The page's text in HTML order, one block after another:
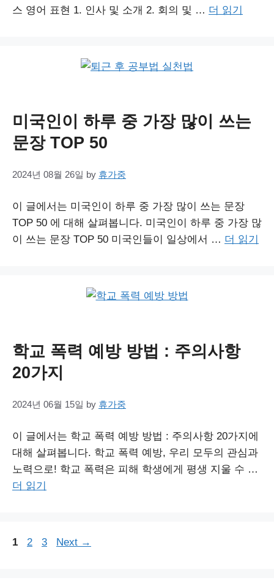
스 영어 표현 1. 인사 및 소개 2. 회의 및 … 더 읽기
미국인이 하루 중 가장 많이 쓰는
문장 TOP 50
2024년 08월 26일 by 휴가중
이 글에서는 미국인이 하루 중 가장 많이 쓰는 문장
TOP 50 에 대해 살펴봅니다. 미국인이 하루 중 가장 많
이 쓰는 문장 TOP 50 미국인들이 일상에서 … 더 읽기
학교 폭력 예방 방법 : 주의사항
20가지
2024년 06월 15일 by 휴가중
이 글에서는 학교 폭력 예방 방법 : 주의사항 20가지에
대해 살펴봅니다. 학교 폭력 예방, 우리 모두의 관심과
노력으로! 학교 폭력은 피해 학생에게 평생 지울 수 …
더 읽기
Page
1 Page
2 Page
3 Next →